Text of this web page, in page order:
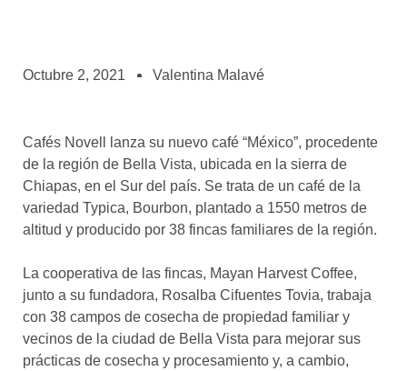
asociados
el café siempre tiene
algo nuevo que
enseñarnos
BOLSA DE TRABAJO
¡te imaginas vivir de tu pasión
CONTACTO
¡queremos saber
de ti!
Octubre 2, 2021 Valentina Malavé
Cafés Novell lanza su nuevo café “México”, procedente
de la región de Bella Vista, ubicada en la sierra de
Chiapas, en el Sur del país. Se trata de un café de la
variedad Typica, Bourbon, plantado a 1550 metros de
altitud y producido por 38 fincas familiares de la región.
La cooperativa de las fincas, Mayan Harvest Coffee,
junto a su fundadora, Rosalba Cifuentes Tovia, trabaja
con 38 campos de cosecha de propiedad familiar y
vecinos de la ciudad de Bella Vista para mejorar sus
prácticas de cosecha y procesamiento y, a cambio,